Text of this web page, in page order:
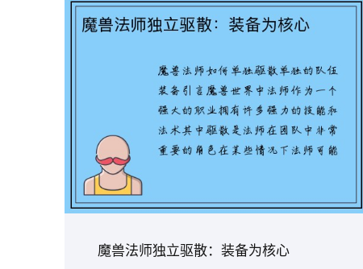
魔兽法师独立驱散：装备为核心